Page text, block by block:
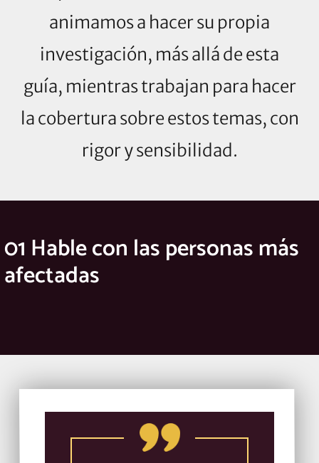
animamos a hacer su propia
investigación, más allá de esta
guía, mientras trabajan para hacer
la cobertura sobre estos temas, con
rigor y sensibilidad.
01 Hable con las personas más
afectadas